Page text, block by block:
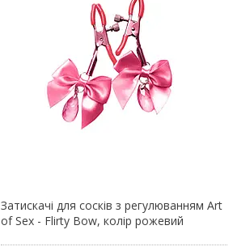
Затискачі для сосків з регулюванням Art
of Sex - Flirty Bow, колір рожевий